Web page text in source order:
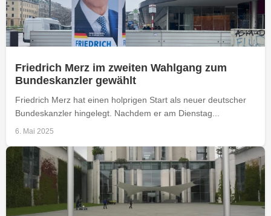
Friedrich Merz im zweiten Wahlgang zum
Bundeskanzler gewählt
Friedrich Merz hat einen holprigen Start als neuer deutscher
Bundeskanzler hingelegt. Nachdem er am Dienstag...
6. Mai 2025